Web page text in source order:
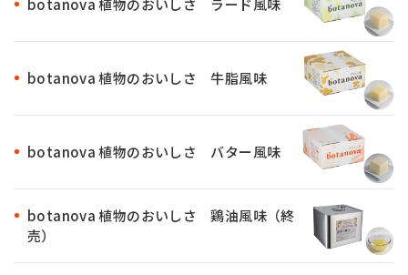
botanova 植物のおいしさ ラード風味
botanova 植物のおいしさ 牛脂風味
botanova 植物のおいしさ バター風味
botanova 植物のおいしさ 鶏油風味（終
売）